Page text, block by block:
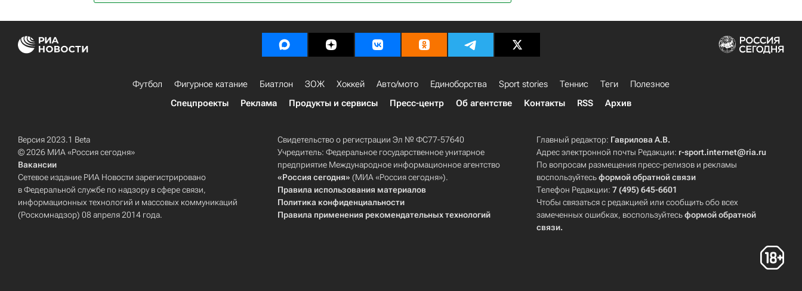
Футбол Фигурное катание Биатлон ЗОЖ Хоккей Авто/мото Единоборства Sport stories Теннис Теги
Полезное
Спецпроекты
Реклама Продукты и сервисы Пресс-центр Об агентстве Контакты RSS Архив
Версия 2023.1 Beta
© 2026 МИА «Россия сегодня»
Вакансии
Сетевое издание РИА Новости зарегистрировано
в Федеральной службе по надзору в сфере связи,
информационных технологий и массовых коммуникаций
(Роскомнадзор) 08 апреля 2014 года.
Свидетельство о регистрации Эл № ФС77-57640
Учредитель: Федеральное государственное унитарное
предприятие Международное информационное агентство
«Россия сегодня» (МИА «Россия сегодня»).
Правила использования материалов
Политика конфиденциальности
Правила применения рекомендательных технологий
Главный редактор: Гаврилова А.В.
Адрес электронной почты Редакции: r-sport.internet@ria.ru
По вопросам размещения пресс-релизов и рекламы
воспользуйтесьформой обратной связи
Телефон Редакции:7 (495) 645-6601
Чтобы связаться с редакцией или сообщить обо всех
замеченных ошибках, воспользуйтесьформой обратной
связи.